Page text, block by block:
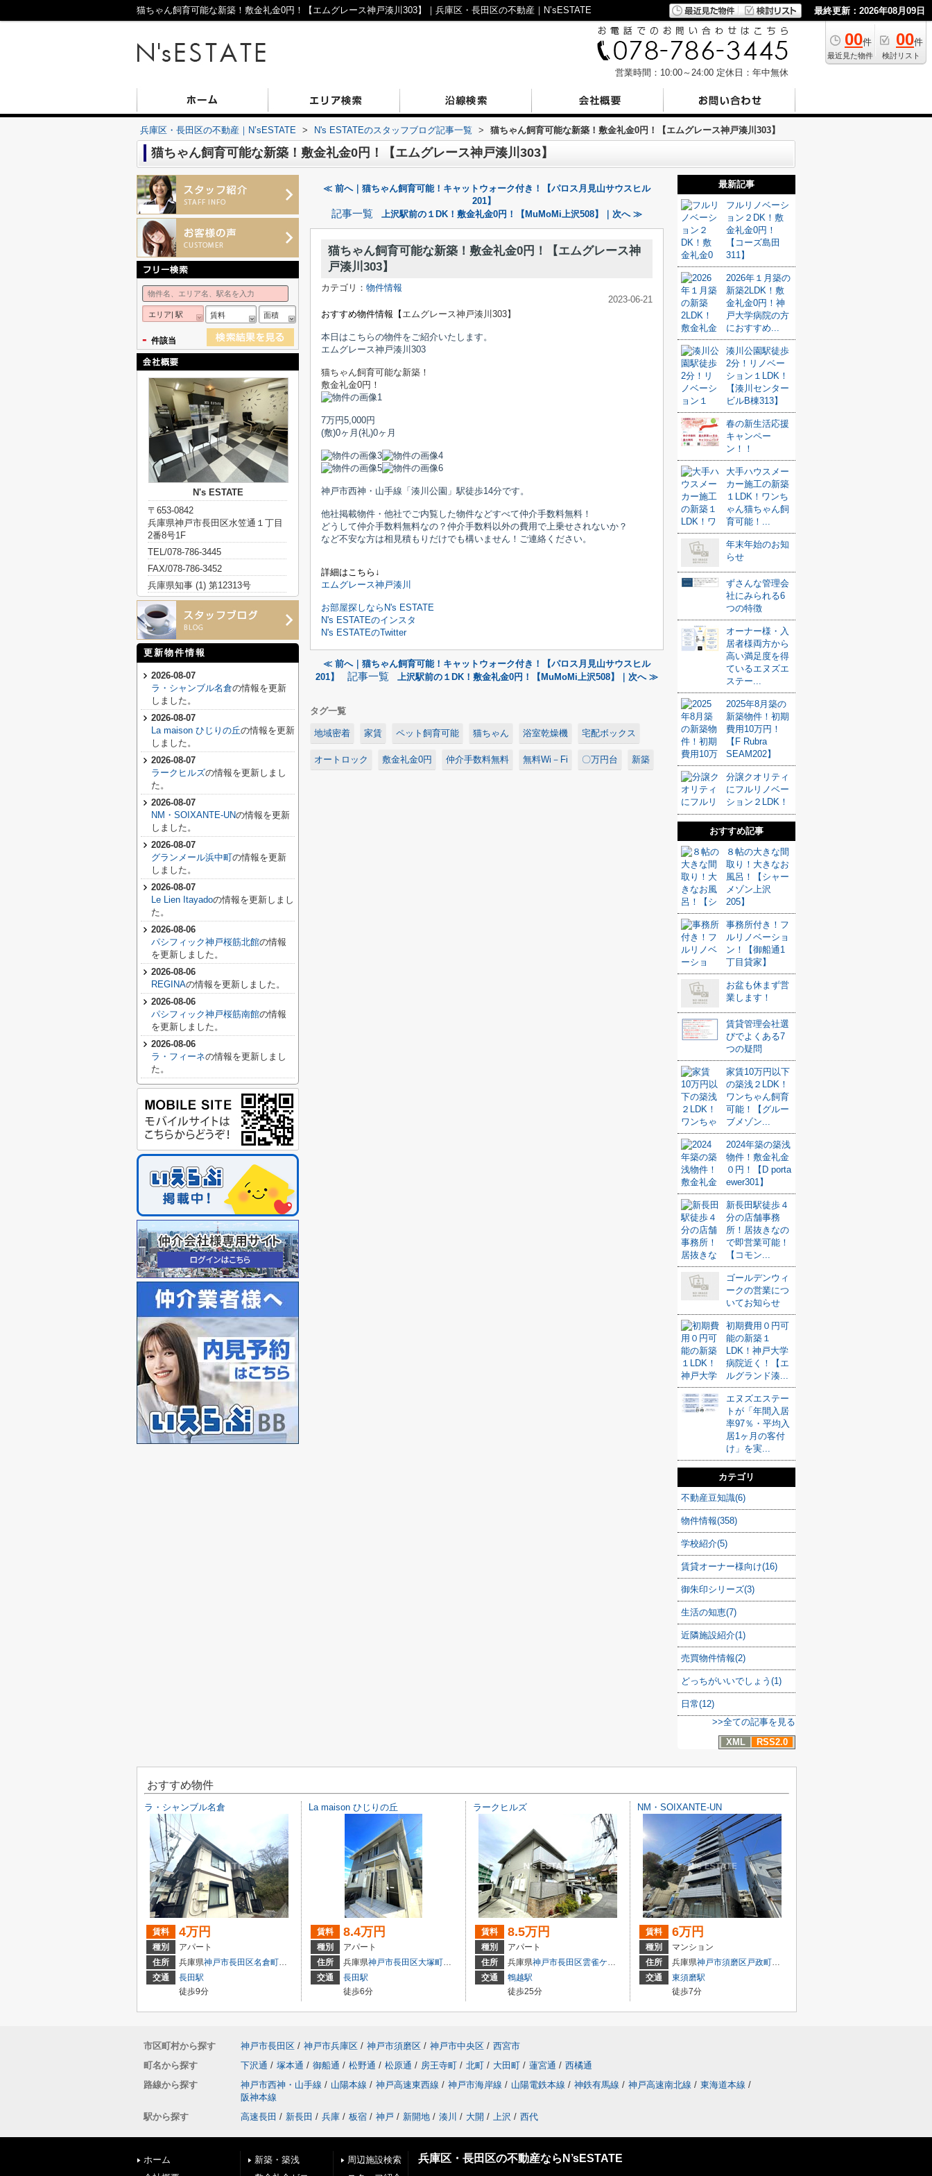
猫ちゃん飼育可能な新築！敷金礼金0円！【エムグレース神戸湊川303】｜兵庫区・長田区の不動産｜N’sESTATE 最終更新：2026年08月09日
00件
最近見た物件
00件
検討リスト
営業時間：10:00～24:00 定休日：年中無休
兵庫区・長田区の不動産｜N’sESTATE > N's ESTATEのスタッフブログ記事一覧 > 猫ちゃん飼育可能な新築！敷金礼金0円！【エムグレース神戸湊川303】
猫ちゃん飼育可能な新築！敷金礼金0円！【エムグレース神戸湊川303】
≪ 前へ｜猫ちゃん飼育可能！キャットウォーク付き！【パロス月見山サウスヒル
201】
記事一覧 上沢駅前の１DK！敷金礼金0円！【MuMoMi上沢508】｜次へ ≫
猫ちゃん飼育可能な新築！敷金礼金0円！【エムグレース神
戸湊川303】
カテゴリ： 物件情報
2023-06-21
おすすめ物件情報【 エムグレース神戸湊川 303】
本日はこちらの物件をご紹介いたします。
エムグレース神戸湊川 303
猫ちゃん飼育可能な新築！
敷金礼金0円！
7万円5,000円
(敷)0ヶ月 (礼)0ヶ月
神戸市西神・山手線「湊川公園」駅徒歩14分です。
他社掲載物件・他社でご内覧した物件などすべて仲介手数料無料！
どうして仲介手数料無料なの？仲介手数料以外の費用で上乗せされないか？
など不安な方は相見積もりだけでも構いません！ご連絡ください。
詳細はこちら↓
エムグレース神戸湊川
お部屋探しならN's ESTATE
N's ESTATEのインスタ
N's ESTATEのTwitter
≪ 前へ｜猫ちゃん飼育可能！キャットウォーク付き！【パロス月見山サウスヒル
201】
記事一覧 上沢駅前の１DK！敷金礼金0円！【MuMoMi上沢508】｜次へ ≫
タグ一覧
地域密着 家賃 ペット飼育可能 猫ちゃん 浴室乾燥機 宅配ボックス
オートロック 敷金礼金0円 仲介手数料無料 無料Wi－Fi 〇万円台 新築
最新記事
フルリノベーシ
ョン２DK！敷
金礼金0円！
【コーズ島田
311】
2026年１月築の
新築2LDK！敷
金礼金0円！神
戸大学病院の方
におすすめ...
湊川公園駅徒歩
2分！リノベー
ション１LDK！
【湊川センター
ビルB棟313】
春の新生活応援
キャンペー
ン！！
大手ハウスメー
カー施工の新築
１LDK！ワンち
ゃん猫ちゃん飼
育可能！...
年末年始のお知
らせ
ずさんな管理会
社にみられる6
つの特徴
オーナー様・入
居者様両方から
高い満足度を得
ているエヌズエ
ステー...
2025年8月築の
新築物件！初期
費用10万円！
【F Rubra
SEAM202】
分譲クオリティ
にフルリノベー
ション２LDK！
おすすめ記事
８帖の大きな間
取り！大きなお
風呂！【シャー
メゾン上沢
205】
事務所付き！フ
ルリノベーショ
ン！【御船通1
丁目貸家】
お盆も休まず営
業します！
賃貸管理会社選
びでよくある7
つの疑問
家賃10万円以下
の築浅２LDK！
ワンちゃん飼育
可能！【グルー
ブメゾン...
2024年築の築浅
物件！敷金礼金
０円！【D porta
ewer301】
新長田駅徒歩４
分の店舗事務
所！居抜きなの
で即営業可能！
【コモン...
ゴールデンウィ
ークの営業につ
いてお知らせ
初期費用０円可
能の新築１
LDK！神戸大学
病院近く！【エ
ルグランド湊...
エヌズエステー
トが「年間入居
率97％・平均入
居1ヶ月の客付
け」を実...
カテゴリ
不動産豆知識(6)
物件情報(358)
学校紹介(5)
賃貸オーナー様向け(16)
御朱印シリーズ(3)
生活の知恵(7)
近隣施設紹介(1)
売買物件情報(2)
どっちがいいでしょう(1)
日常(12)
>>全ての記事を見る
XML
RSS2.0
エリア| 駅 賃料 面積
- 件該当
N's ESTATE
〒653-0842
兵庫県神戸市長田区水笠通１丁目
2番8号1F
TEL/078-786-3445
FAX/078-786-3452
兵庫県知事 (1) 第12313号
更新物件情報
2026-08-07
ラ・シャンブル名倉の情報を更新
しました。
2026-08-07
La maison ひじりの丘の情報を更新
しました。
2026-08-07
ラークヒルズの情報を更新しまし
た。
2026-08-07
NM・SOIXANTE-UNの情報を更新
しました。
2026-08-07
グランメール浜中町の情報を更新
しました。
2026-08-07
Le Lien Itayadoの情報を更新しまし
た。
2026-08-06
パシフィック神戸桜筋北館の情報
を更新しました。
2026-08-06
REGINAの情報を更新しました。
2026-08-06
パシフィック神戸桜筋南館の情報
を更新しました。
2026-08-06
ラ・フィーネの情報を更新しまし
た。
おすすめ物件
ラ・シャンブル名倉
賃料 4万円
種別
アパート
住所
兵庫県神戸市長田区名倉町１丁目
交通
長田駅
徒歩9分
La maison ひじりの丘
賃料 8.4万円
種別
アパート
住所
兵庫県神戸市長田区大塚町１丁目
交通
長田駅
徒歩6分
ラークヒルズ
賃料 8.5万円
種別
アパート
住所
兵庫県神戸市長田区雲雀ケ丘
２丁目
交通
鵯越駅
徒歩25分
NM・SOIXANTE-UN
賃料 6万円
種別
マンション
住所
兵庫県神戸市須磨区 戸政町１丁目
交通
東須磨駅
徒歩7分
市区町村から探す 神戸市長田区 / 神戸市兵庫区 / 神戸市須磨区 / 神戸市中央区 / 西宮市
町名から探す
下沢通 / 塚本通 / 御船通 / 松野通 / 松原通 / 房王寺町 / 北町 / 大田町 / 蓮宮通 / 西橘通
路線から探す
神戸市西神・山手線 / 山陽本線 / 神戸高速東西線 / 神戸市海岸線 / 山陽電鉄本線 / 神鉄有馬線 / 神戸高速南北線 / 東海道本線 /
阪神本線
駅から探す
高速長田 / 新長田 / 兵庫 / 板宿 / 神戸 / 新開地 / 湊川 / 大開 / 上沢 / 西代
ホーム
新築・築浅
周辺施設検索
兵庫区・長田区の不動産ならN’sESTATE